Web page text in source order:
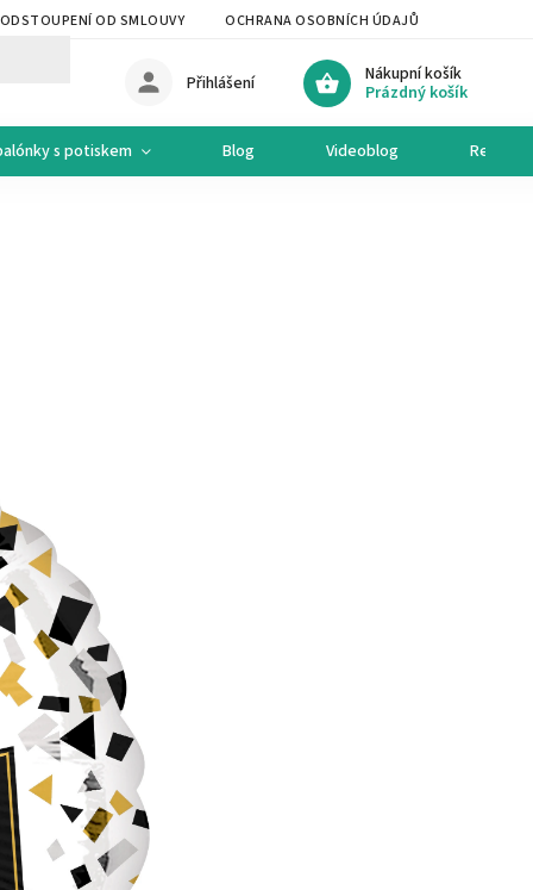
ODSTOUPENÍ OD SMLOUVY OCHRANA OSOBNÍCH ÚDAJŮ
Nákupní košík
Prázdný košík
Přihlášení
s potiskem Blog Videoblog Recepty